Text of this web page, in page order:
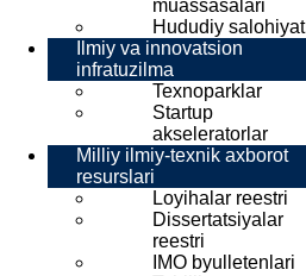
muassasalari
Hududiy salohiyat
Ilmiy va innovatsion
infratuzilma
Texnoparklar
Startup
akseleratorlar
Milliy ilmiy-texnik axborot
resurslari
Loyihalar reestri
Dissertatsiyalar
reestri
IMO byulletenlari